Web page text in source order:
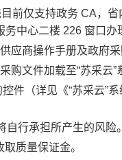
目前仅支持政务 CA，省
务中心二楼 226 窗口办
应商操作手册及政府
购文件加载至“苏采云
件（详见《“苏采云”
自行承担所产生的风险
质量保证金。